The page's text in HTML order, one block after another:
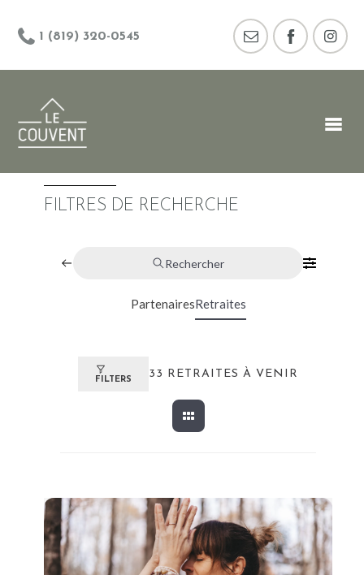
1 (819) 320-0545
FILTRES DE RECHERCHE
Rechercher
PartenairesRetraites
FILTERS 33 RETRAITES À VENIR